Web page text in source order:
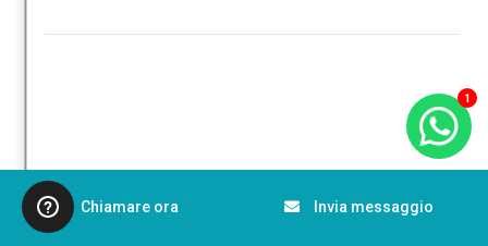
1
Chiamare ora Invia messaggio